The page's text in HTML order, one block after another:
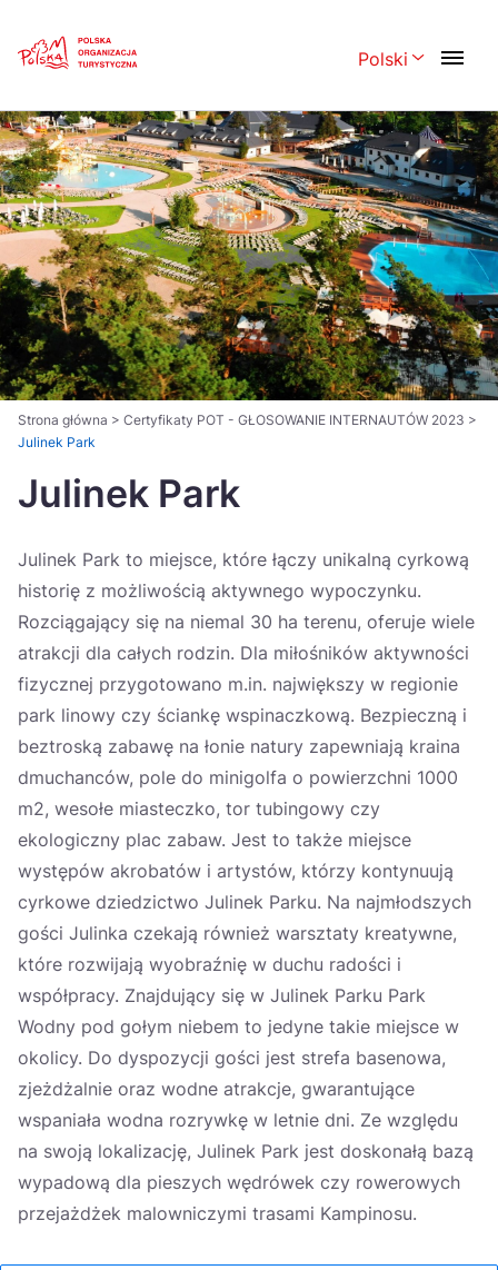
Polski
Polski English
Česká 中国
Dansk Deutsch
Español Français
Italiano Magyar
Nederlands 日本語
Português Norsk
Україна
Zamknij
Strona główna > Certyfikaty POT - GŁOSOWANIE INTERNAUTÓW 2023 >
Julinek Park
Julinek Park
Julinek Park to miejsce, które łączy unikalną cyrkową
historię z możliwością aktywnego wypoczynku.
Rozciągający się na niemal 30 ha terenu, oferuje wiele
atrakcji dla całych rodzin. Dla miłośników aktywności
fizycznej przygotowano m.in. największy w regionie
park linowy czy ściankę wspinaczkową. Bezpieczną i
beztroską zabawę na łonie natury zapewniają kraina
dmuchanców, pole do minigolfa o powierzchni 1000
m2, wesołe miasteczko, tor tubingowy czy
ekologiczny plac zabaw. Jest to także miejsce
występów akrobatów i artystów, którzy kontynuują
cyrkowe dziedzictwo Julinek Parku. Na najmłodszych
gości Julinka czekają również warsztaty kreatywne,
które rozwijają wyobraźnię w duchu radości i
współpracy. Znajdujący się w Julinek Parku Park
Wodny pod gołym niebem to jedyne takie miejsce w
okolicy. Do dyspozycji gości jest strefa basenowa,
zjeżdżalnie oraz wodne atrakcje, gwarantujące
wspaniała wodna rozrywkę w letnie dni. Ze względu
na swoją lokalizację, Julinek Park jest doskonałą bazą
wypadową dla pieszych wędrówek czy rowerowych
przejażdżek malowniczymi trasami Kampinosu.